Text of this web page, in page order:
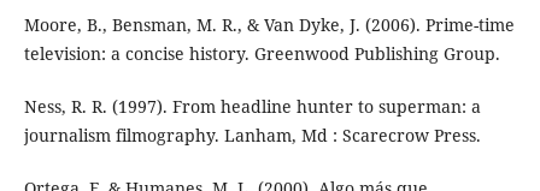
Moore, B., Bensman, M. R., & Van Dyke, J. (2006). Prime-time
television: a concise history. Greenwood Publishing Group.
Ness, R. R. (1997). From headline hunter to superman: a
journalism filmography. Lanham, Md : Scarecrow Press.